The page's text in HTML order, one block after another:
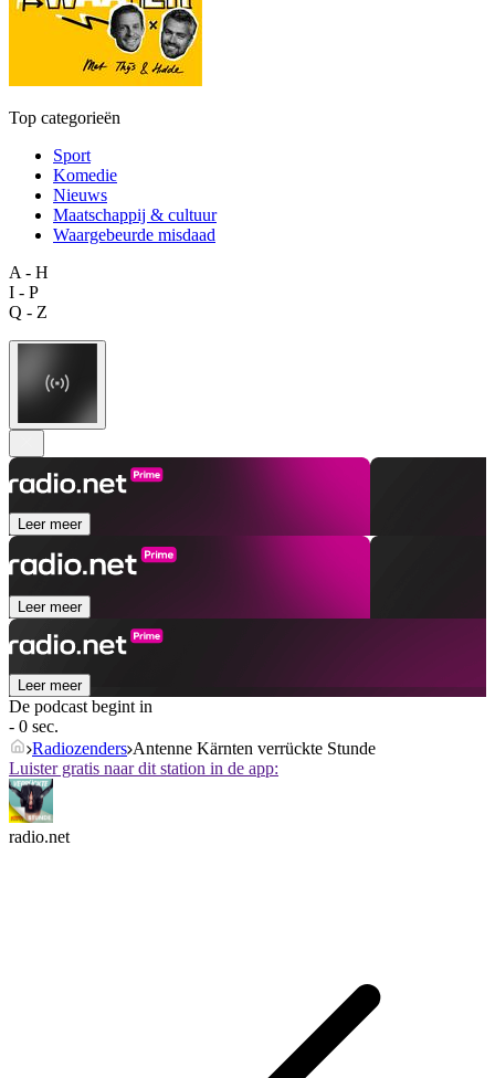
Top categorieën
Sport
Komedie
Nieuws
Maatschappij & cultuur
Waargebeurde misdaad
A - H
I - P
Q - Z
Leer meer
Leer meer
Leer meer
De podcast begint in
- 0 sec.
Radiozenders Antenne Kärnten verrückte Stunde
Luister gratis naar dit station in de app:
radio.net